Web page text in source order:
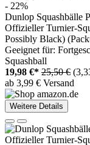
- 22%
Dunlop Squashbälle
Offizieller Turnier-
Possibly Black)
Geeignet für:
Squashball
19,98 €* 25,50 €
ab 3,99 € Versand
Weitere Details